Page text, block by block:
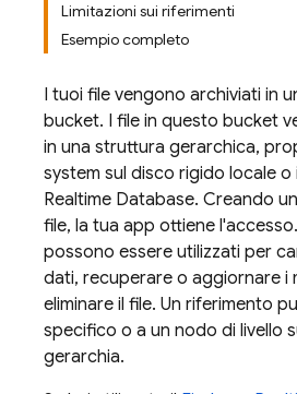
Limitazioni sui riferimenti
Esempio completo
I tuoi file vengono archiviati in
bucket. I file in questo bucket
in una struttura gerarchica,
system sul disco rigido locale o
Realtime Database. Creando
file, la tua app ottiene
possono essere utilizzati per
dati, recuperare o aggiornare i
eliminare il file. Un riferimento
specifico o a un nodo di livello
gerarchia.